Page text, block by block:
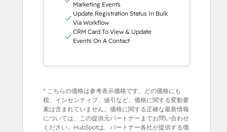
Marketing Events
Update Registration Status In Bulk
Via Workflow
CRM Card To View & Update
Events On A Contact
* こちらの価格は参考表示価格です。どの価格にも
税、インセンティブ、値引など、価格に関する変動要
素は含まれていません。価格に関する正確な最新情報
については、この提供元パートナーまでお問い合わせ
ください。HubSpotは、パートナー各社が提供する価